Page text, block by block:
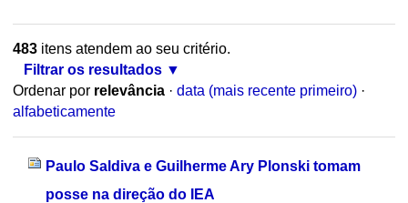
483itens atendem ao seu critério.
Filtrar os resultados
Ordenar por relevância · data (mais recente primeiro) ·
alfabeticamente
Paulo Saldiva e Guilherme Ary Plonski tomam
posse na direção do IEA